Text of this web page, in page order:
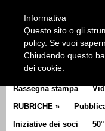
CLUB
Rassegna stampa
RUBRICHE »
Iniziative dei soci
50°
Informativa
Questo sito o gli
policy. Se vuoi
Chiudendo questo
dei cookie.